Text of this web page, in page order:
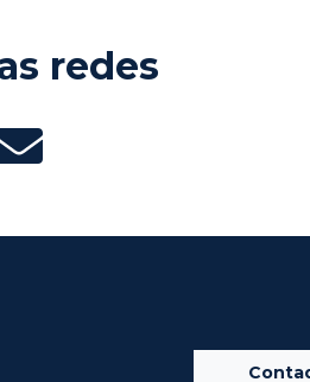
redes